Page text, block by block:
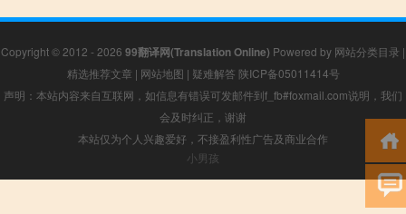
Copyright © 2012 - 2026 99翻译网(Translation Online) Powered by 网站分类目录 |
精选推荐文章 | 网站地图 | 疑难解答 陕ICP备05011414号
声明：本站内容来自互联网，如信息有错误可发邮件到f_fb#foxmail.com说明，我们
会及时纠正，谢谢
本站仅为个人兴趣爱好，不接盈利性广告及商业合作
小男孩